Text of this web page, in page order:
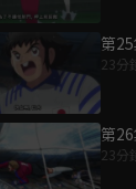
第
23分
第
23分